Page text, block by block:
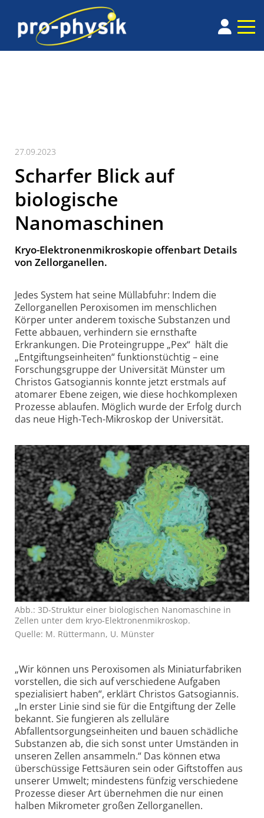
27.09.2023
Scharfer Blick auf
biologische
Nanomaschinen
Kryo-Elektronenmikroskopie offenbart Details
von Zellorganellen.
Jedes System hat seine Müllabfuhr: Indem die
Zellorganellen Peroxisomen im menschlichen
Körper unter anderem toxische Substanzen und
Fette abbauen, verhindern sie ernsthafte
Erkrankungen. Die Proteingruppe „Pex“ hält die
„Entgiftungseinheiten“ funktionstüchtig – eine
Forschungsgruppe der Universität Münster um
Christos Gatsogiannis konnte jetzt erstmals auf
atomarer Ebene zeigen, wie diese hochkomplexen
Prozesse ablaufen. Möglich wurde der Erfolg durch
das neue High-Tech-Mikroskop der Universität.
Abb.: 3D-Struktur einer biologischen Nanomaschine in
Zellen unter dem kryo-Elektronenmikroskop.
Quelle: M. Rüttermann, U. Münster
„Wir können uns Peroxisomen als Miniaturfabriken
vorstellen, die sich auf verschiedene Aufgaben
spezialisiert haben“, erklärt Christos Gatsogiannis.
„In erster Linie sind sie für die Entgiftung der Zelle
bekannt. Sie fungieren als zelluläre
Abfallentsorgungs­einheiten und bauen schädliche
Substanzen ab, die sich sonst unter Umständen in
unseren Zellen ansammeln.“ Das können etwa
überschüssige Fettsäuren sein oder Giftstoffen aus
unserer Umwelt; mindestens fünfzig verschiedene
Prozesse dieser Art übernehmen die nur einen
halben Mikrometer großen Zellorganellen.